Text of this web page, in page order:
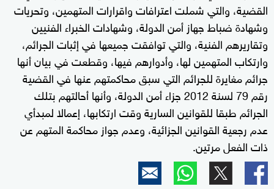
القضية، والتي شملت اعترافات واقرارات المتهمين، وتحريات
وشهادة ضباط جهاز أمن الدولة، وشهادات الخبراء الفنيين
وتقاريرهم الفنية، والتي توافقت جميعها في إثبات الجرائم،
وارتكاب المتهمين لها، وأدوارهم فيها، وقطعت في بيان أنها
جرائم مغايرة للجرائم التي سبق محاكمتهم عنها في القضية
رقم 79 لسنة 2012 جزاء أمن الدولة، وأنها أحالتهم بتلك
الجرائم طبقا للقوانين السارية وقت ارتكابها، إعمالا لمبدأي
عدم رجعية القوانين الجزائية، وعدم جواز محاكمة المتهم عن
ذات الفعل مرتين.